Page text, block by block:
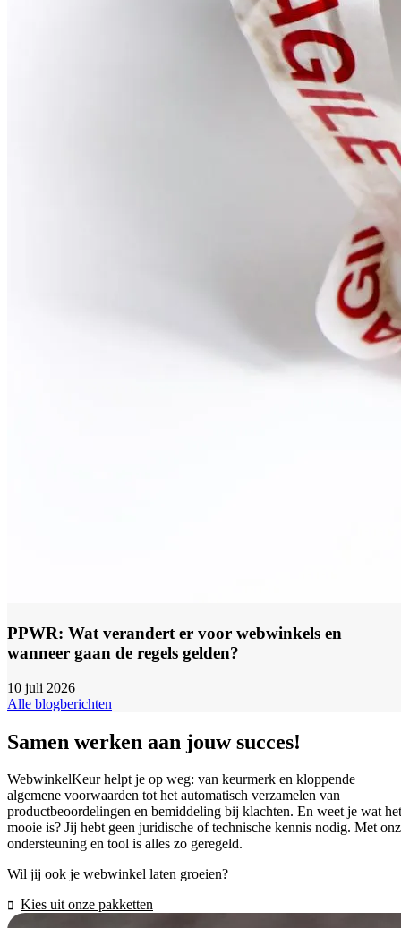
PPWR: Wat verandert er voor webwinkels en
wanneer gaan de regels gelden?
10 juli 2026
Alle blogberichten
Samen werken aan jouw succes!
WebwinkelKeur helpt je op weg: van keurmerk en kloppende
algemene voorwaarden tot het automatisch verzamelen van
productbeoordelingen en bemiddeling bij klachten. En weet je wat het
mooie is? Jij hebt geen juridische of technische kennis nodig. Met
ondersteuning en tool is alles zo geregeld.
Wil jij ook je webwinkel laten groeien?
Kies uit onze pakketten